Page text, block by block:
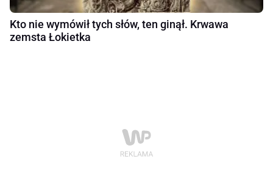
Kto nie wymówił tych słów, ten ginął. Krwawa
zemsta Łokietka